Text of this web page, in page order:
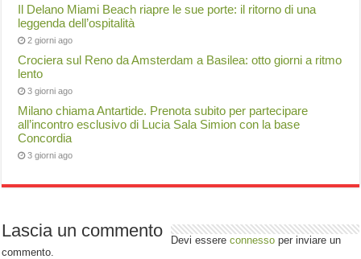
Il Delano Miami Beach riapre le sue porte: il ritorno di una
leggenda dell’ospitalità
2 giorni ago
Crociera sul Reno da Amsterdam a Basilea: otto giorni a ritmo
lento
3 giorni ago
Milano chiama Antartide. Prenota subito per partecipare
all’incontro esclusivo di Lucia Sala Simion con la base
Concordia
3 giorni ago
Lascia un commento Devi essereconnesso per inviare un
commento.